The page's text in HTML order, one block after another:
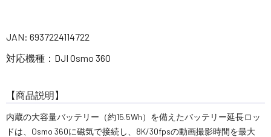
JAN: 6937224114722
対応機種：DJI Osmo 360
【商品説明】
内蔵の大容量バッテリー（約15.5Wh）を備えたバッテリー延長ロッ
ドは、Osmo 360に磁気で接続し、8K/30fpsの動画撮影時間を最大